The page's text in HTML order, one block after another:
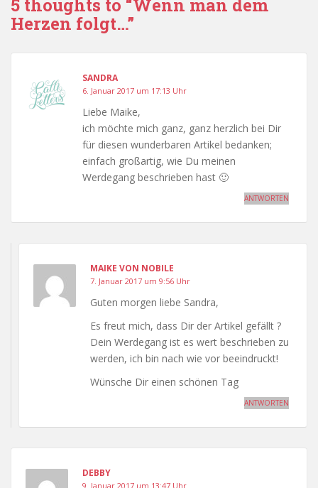
o
k
p
5 thoughts to “Wenn man dem
Herzen folgt…”
SANDRA
6. Januar 2017 um 17:13 Uhr
Liebe Maike,
ich möchte mich ganz, ganz herzlich bei Dir
für diesen wunderbaren Artikel bedanken;
einfach großartig, wie Du meinen
Werdegang beschrieben hast 🙂
ANTWORTEN
MAIKE VON NOBILE
7. Januar 2017 um 9:56 Uhr
Guten morgen liebe Sandra,
Es freut mich, dass Dir der Artikel gefällt ?
Dein Werdegang ist es wert beschrieben zu
werden, ich bin nach wie vor beeindruckt!
Wünsche Dir einen schönen Tag
ANTWORTEN
DEBBY
9. Januar 2017 um 13:47 Uhr